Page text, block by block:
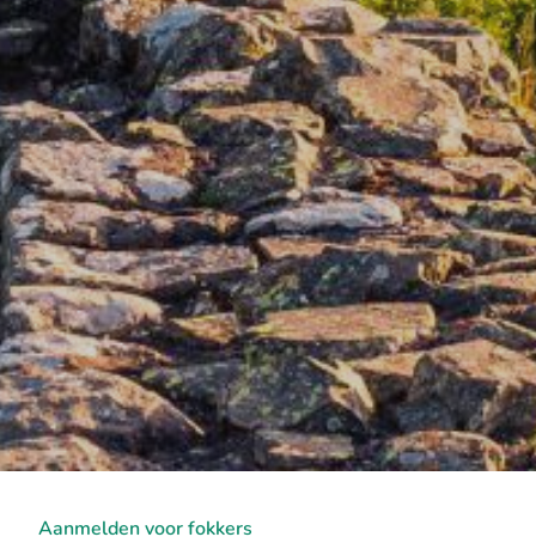
Aanmelden voor fokkers